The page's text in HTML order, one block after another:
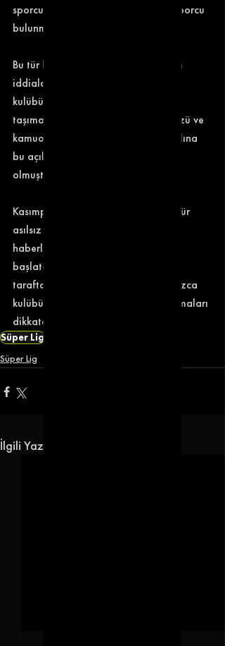
sporcu ve menajerlere herhangi bir borcu
bulunmamaktadır.
Bu tür bilgi ve belgeye dayanmayan
iddialar, kamuoyunu yanıltma ve
kulübümüzü yıpratma amacı
taşımaktadır. Bu nedenle, kulübümüzü ve
kamuoyunu doğru bilgilendirmek adına
bu açıklamanın yapılması zorunlu
olmuştur.
Kasımpaşa Spor Kulübü olarak, bu tür
asılsız iddiaları kınıyor ve yalan
haberlerle ilgili hukuki süreçleri
başlatacağımızı bildiriyoruz. Tüm
taraftarlarımızı ve kamuoyunu yalnızca
kulübümüzden yapılan resmi açıklamaları
dikkate almaya davet ederiz.''
Süper Lig
Süper Lig
İlgili Yazılar